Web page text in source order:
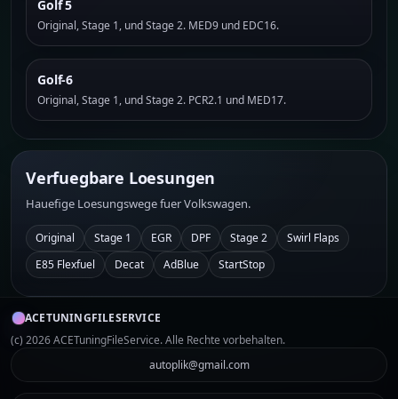
Golf 5
Original, Stage 1, und Stage 2. MED9 und EDC16.
Golf-6
Original, Stage 1, und Stage 2. PCR2.1 und MED17.
Verfuegbare Loesungen
Hauefige Loesungswege fuer Volkswagen.
Original Stage 1 EGR DPF Stage 2
Swirl Flaps
E85 Flexfuel
Decat AdBlue StartStop
ACETUNINGFILESERVICE
(c) 2026 ACETuningFileService. Alle Rechte vorbehalten.
autoplik@gmail.com